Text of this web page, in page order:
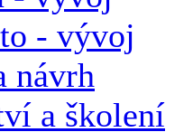
- vývoj
návrh
a školení